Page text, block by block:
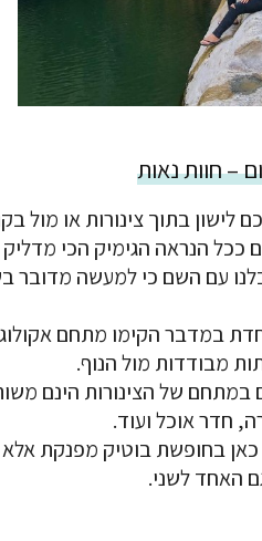
– חוות נאות
לישון בתוך צינורות או
ככל הנראה הגימיק הכי
עם השם כי למעשה מדובר
במדבר הקימו מתחם
מבודדות מול הנוף.
במתחם של הצינורות הינם
חדר אוכל ועוד.
בחופשת בוטיק מפנקת
האחד לשני.